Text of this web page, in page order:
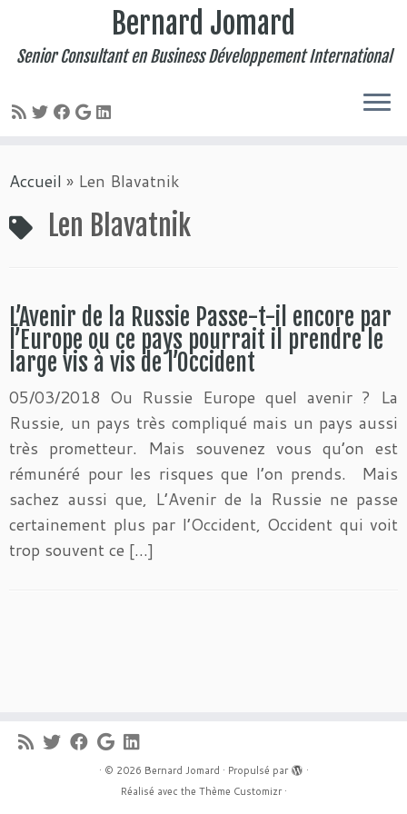
au
contenu
Bernard Jomard
Senior Consultant en Business Développement International
Accueil » Len Blavatnik
Len Blavatnik
L’Avenir de la Russie Passe-t-il encore par
l’Europe ou ce pays pourrait il prendre le
large vis à vis de l’Occident
05/03/2018 Ou Russie Europe quel avenir ? La
Russie, un pays très compliqué mais un pays aussi
très prometteur. Mais souvenez vous qu’on est
rémunéré pour les risques que l’on prends. Mais
sachez aussi que, L’Avenir de la Russie ne passe
certainement plus par l’Occident, Occident qui voit
trop souvent ce […]
· © 2026 Bernard Jomard · Propulsé par
·
Réalisé avec the Thème Customizr·